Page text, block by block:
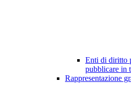
Enti di diritto
pubblicare in
Rappresentazione